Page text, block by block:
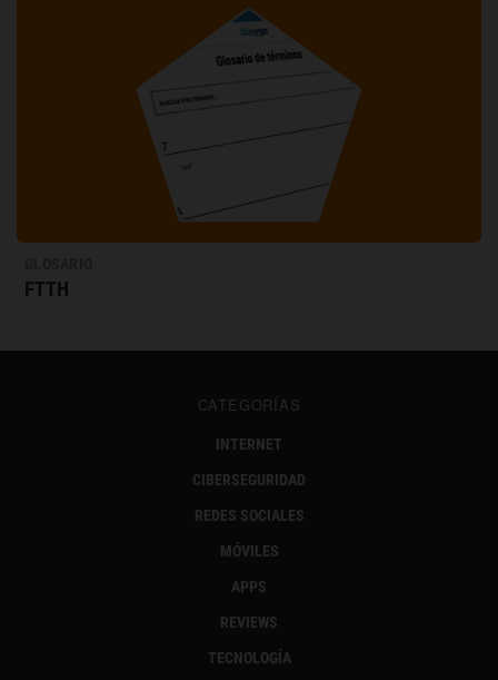
FTTH
CATEGORÍAS
INTERNET
CIBERSEGURIDAD
REDES SOCIALES
MÓVILES
APPS
REVIEWS
TECNOLOGÍA